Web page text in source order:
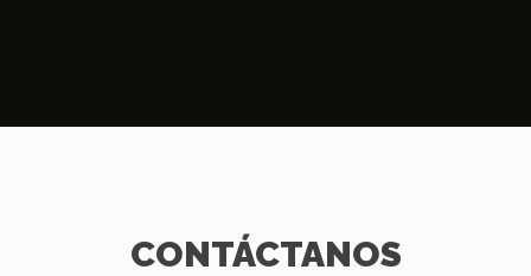
CONTÁCTANOS